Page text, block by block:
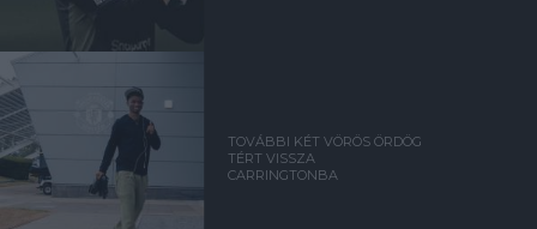
TOVÁBBI KÉT VÖRÖS ÖRDÖG
TÉRT VISSZA
CARRINGTONBA